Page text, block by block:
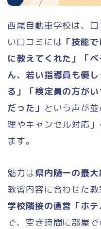
西尾自動車学校は、
い口コミには 「技能
に教えてくれた」「
ん、若い指導員も優
る」「検定員の方が
だった」 という声が
理やキャンセル対応
ます。
魅力は県内随一の最
教習内容に合わせた
学校隣接の直営「ホ
で、空き時間に部屋